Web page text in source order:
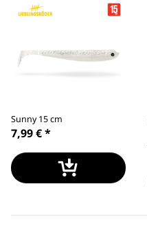
Sunny 15 cm
7,99 €*